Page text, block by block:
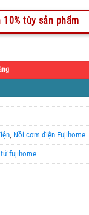
10% tùy sản phẩm
Nồi cơm điện Fujihome
fujihome